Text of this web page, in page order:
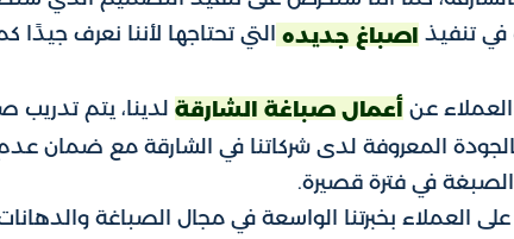
في تنفيذ اصباغ جديده
التي تحتاجها لأننا نعرف جيدًا
عن أعمال صباغة الشارقة لدينا، يتم تدريب
بالجودة المعروفة لدى شركاتنا في الشارقة مع ضمان
الصبغة في فترة قصيرة.
العملاء بخبرتنا الواسعة في مجال الصباغة